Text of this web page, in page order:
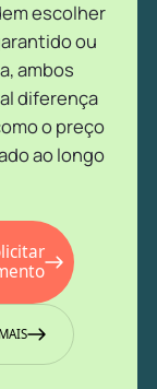
escolher
ou
ambos
diferença
o preço
ao longo